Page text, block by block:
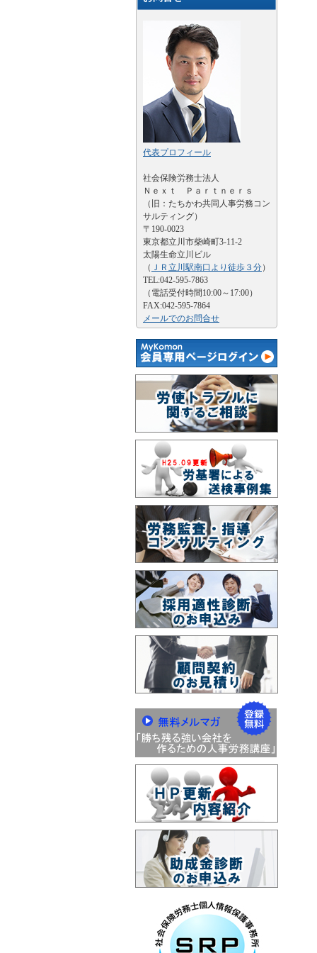
代表プロフィール
社会保険労務士法人
Ｎｅｘｔ Ｐａｒｔｎｅｒｓ
（旧：たちかわ共同人事労務コン
サルティング）
〒190-0023
東京都立川市柴崎町3-11-2
太陽生命立川ビル
（ ＪＲ立川駅南口より徒歩３分）
TEL:042-595-7863
（電話受付時間10:00～17:00）
FAX:042-595-7864
メールでのお問合せ